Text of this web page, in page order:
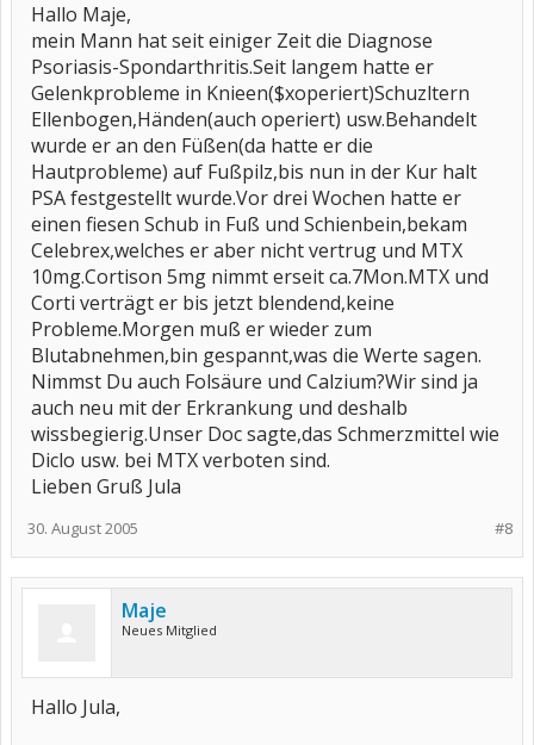
Hallo Maje,
mein Mann hat seit einiger Zeit die Diagnose
Psoriasis-Spondarthritis.Seit langem hatte er
Gelenkprobleme in Knieen($xoperiert)Schuzltern
Ellenbogen,Händen(auch operiert) usw.Behandelt
wurde er an den Füßen(da hatte er die
Hautprobleme) auf Fußpilz,bis nun in der Kur halt
PSA festgestellt wurde.Vor drei Wochen hatte er
einen fiesen Schub in Fuß und Schienbein,bekam
Celebrex,welches er aber nicht vertrug und MTX
10mg.Cortison 5mg nimmt erseit ca.7Mon.MTX und
Corti verträgt er bis jetzt blendend,keine
Probleme.Morgen muß er wieder zum
Blutabnehmen,bin gespannt,was die Werte sagen.
Nimmst Du auch Folsäure und Calzium?Wir sind ja
auch neu mit der Erkrankung und deshalb
wissbegierig.Unser Doc sagte,das Schmerzmittel wie
Diclo usw. bei MTX verboten sind.
Lieben Gruß Jula
#8
30. August 2005
Maje
Neues Mitglied
Hallo Jula,